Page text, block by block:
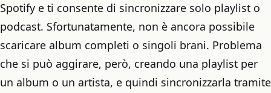
Spotify e ti consente di sincronizzare solo playlist o
podcast. Sfortunatamente, non è ancora possibile
scaricare album completi o singoli brani. Problema
che si può aggirare, però, creando una playlist per
un album o un artista, e quindi sincronizzarla tramite